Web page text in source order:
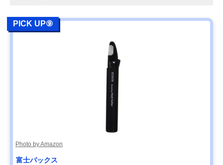
PICK UP⑨
Photo by Amazon
富士パックス